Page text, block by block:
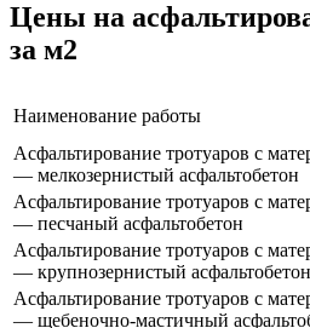
Цены на
за м2
Наименование работы
Асфальтирование тротуаров с
— мелкозернистый асфальтобетон
Асфальтирование тротуаров с
— песчаный асфальтобетон
Асфальтирование тротуаров с
— крупнозернистый асфальтобетон
Асфальтирование тротуаров с
— щебеночно-мастичный